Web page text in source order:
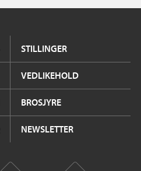
STILLINGER
VEDLIKEHOLD
BROSJYRE
NEWSLETTER